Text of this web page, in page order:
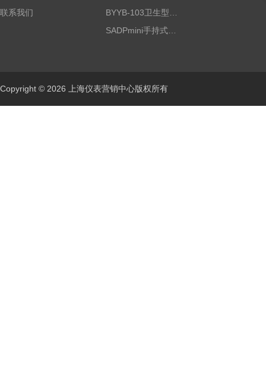
联系我们
Copyright © 2026 上海仪表营销中心版权所有